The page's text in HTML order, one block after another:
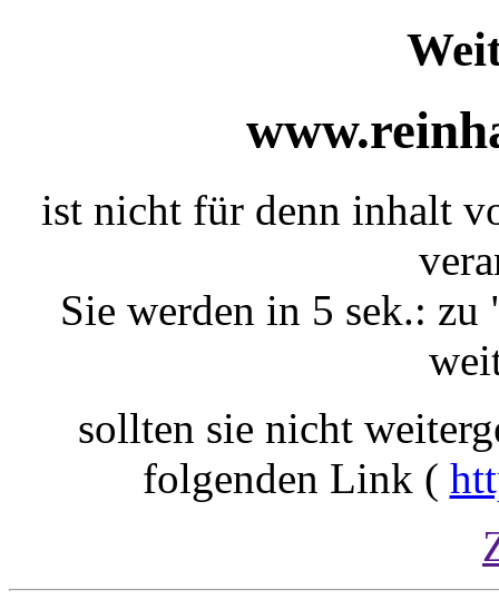
ist nicht für denn inhalt
Sie werden in 5 sek.: zu
sollten sie nicht
folgenden Link (